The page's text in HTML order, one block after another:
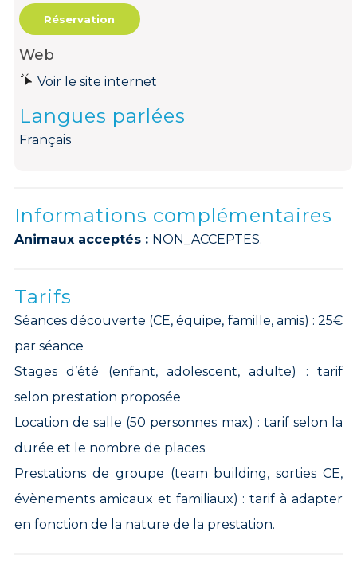
Réservation
Web
Voir le site internet
Langues parlées
Français
Informations complémentaires
Animaux acceptés : NON_ACCEPTES.
Tarifs
Séances découverte (CE, équipe, famille, amis) : 25€
par séance
Stages d’été (enfant, adolescent, adulte) : tarif
selon prestation proposée
Location de salle (50 personnes max) : tarif selon la
durée et le nombre de places
Prestations de groupe (team building, sorties CE,
évènements amicaux et familiaux) : tarif à adapter
en fonction de la nature de la prestation.